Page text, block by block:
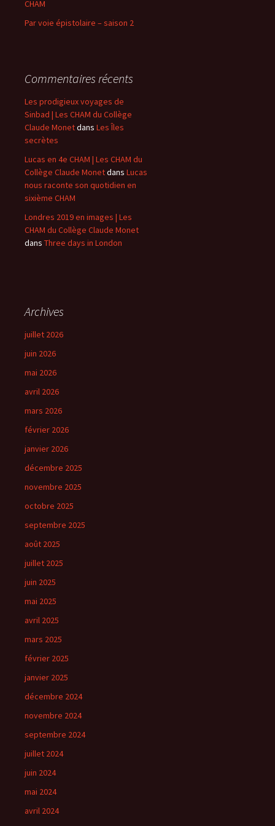
CHAM
Par voie épistolaire – saison 2
Commentaires récents
Les prodigieux voyages de
Sinbad | Les CHAM du Collège
Claude Monetdans Les Îles
secrètes
Lucas en 4e CHAM | Les CHAM du
Collège Claude Monetdans Lucas
nous raconte son quotidien en
sixième CHAM
Londres 2019 en images | Les
CHAM du Collège Claude Monet
dans Three days in London
Archives
juillet 2026
juin 2026
mai 2026
avril 2026
mars 2026
février 2026
janvier 2026
décembre 2025
novembre 2025
octobre 2025
septembre 2025
août 2025
juillet 2025
juin 2025
mai 2025
avril 2025
mars 2025
février 2025
janvier 2025
décembre 2024
novembre 2024
septembre 2024
juillet 2024
juin 2024
mai 2024
avril 2024